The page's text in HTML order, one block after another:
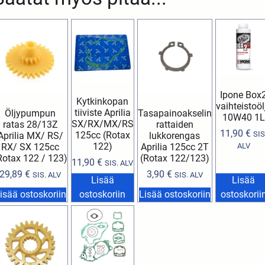
Öljypumpun
ratas 28/13Z
MX/ RS/
RX/ SX 125cc
122 / 123)
29,89€ SIS. ALV
ostoskoriin
Kytkinkopan
tiiviste Aprilia
SX/RX/MX/RS
125cc (Rotax
122)
11,90€ SIS. ALV
Lisää
ostoskoriin
Tasapainoakselin
rattaiden
lukkorengas
Aprilia 125cc 2T
(Rotax 122/123)
3,90 € SIS. ALV
Lisää ostoskoriin
Ipone
10W40 1L
11,90€
ALV
Lisää